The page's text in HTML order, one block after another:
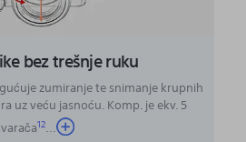
bez trešnje ruku
zumiranje te snimanje krupnih
uz veću jasnoću. Komp. je ekv. 5
12...